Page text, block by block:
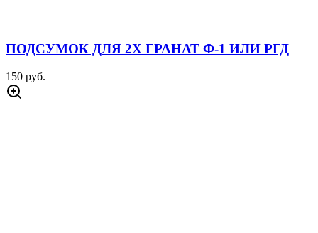
ПОДСУМОК ДЛЯ 2Х ГРАНАТ Ф-1 ИЛИ РГД
150 руб.